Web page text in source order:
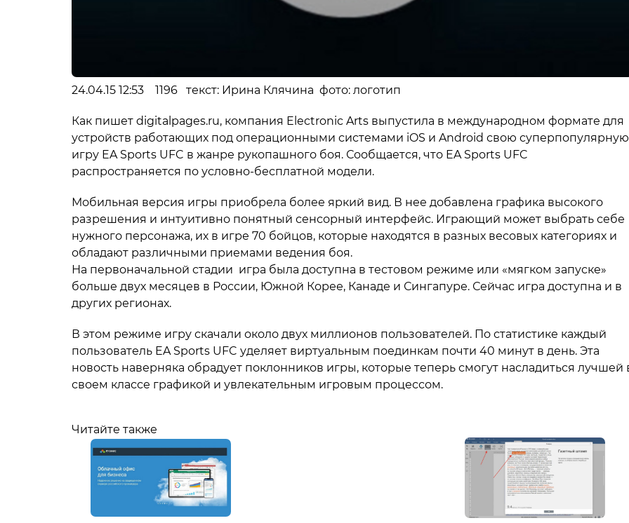
24.04.15 12:53 1196 текст: Ирина Клячина фото: логотип
Как пишет digitalpages.ru, компания Electronic Arts выпустила в международном формате для
устройств работающих под операционными системами iOS и Android свою суперпопулярную
игру EA Sports UFC в жанре рукопашного боя. Сообщается, что EA Sports UFC
распространяется по условно-бесплатной модели.
Мобильная версия игры приобрела более яркий вид. В нее добавлена графика высокого
разрешения и интуитивно понятный сенсорный интерфейс. Играющий может выбрать себе
нужного персонажа, их в игре 70 бойцов, которые находятся в разных весовых категориях и
обладают различными приемами ведения боя.
На первоначальной стадии игра была доступна в тестовом режиме или «мягком запуске»
больше двух месяцев в России, Южной Корее, Канаде и Сингапуре. Сейчас игра доступна и в
других регионах.
В этом режиме игру скачали около двух миллионов пользователей. По статистике каждый
пользователь EA Sports UFC уделяет виртуальным поединкам почти 40 минут в день. Эта
новость наверняка обрадует поклонников игры, которые теперь смогут насладиться лучшей
своем классе графикой и увлекательным игровым процессом.
Читайте также